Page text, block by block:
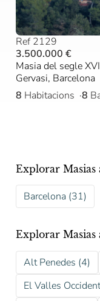
Ref 2129
3.500.000 €
Masia del segle
Gervasi, Barcelona
8 Habitacions 8
Explorar Masias
Barcelona (31)
Explorar Masias
Alt Penedes (4)
El Valles